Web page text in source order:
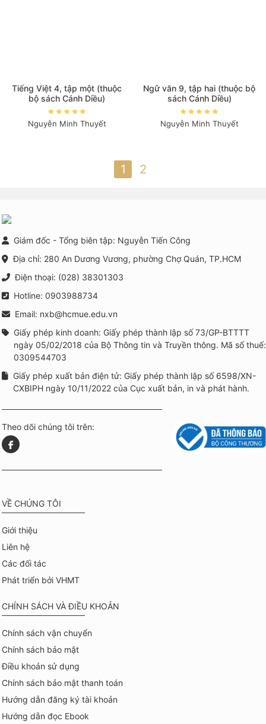
Tiếng Việt 4, tập một (thuộc
bộ sách Cánh Diều)
Nguyễn Minh Thuyết
Ngữ văn 9, tập hai (thuộc bộ
sách Cánh Diều)
Nguyễn Minh Thuyết
1 2
Giám đốc - Tổng biên tập: Nguyễn Tiến Công
Địa chỉ: 280 An Dương Vương, phường Chợ Quán, TP.HCM
Điện thoại: (028) 38301303
Hotline: 0903988734
Email: nxb@hcmue.edu.vn
Giấy phép kinh doanh: Giấy phép thành lập số 73/GP-BTTTT
ngày 05/02/2018 của Bộ Thông tin và Truyền thông. Mã số thuế:
0309544703
Giấy phép xuất bản điện tử: Giấy phép thành lập số 6598/XN-
CXBIPH ngày 10/11/2022 của Cục xuất bản, in và phát hành.
Theo dõi chúng tôi trên:
VỀ CHÚNG TÔI
Giới thiệu
Liên hệ
Các đối tác
Phát triển bởi VHMT
CHÍNH SÁCH VÀ ĐIỀU KHOẢN
Chính sách vận chuyển
Chính sách bảo mật
Điều khoản sử dụng
Chính sách bảo mật thanh toán
Hướng dẫn đăng ký tài khoản
Hướng dẫn đọc Ebook